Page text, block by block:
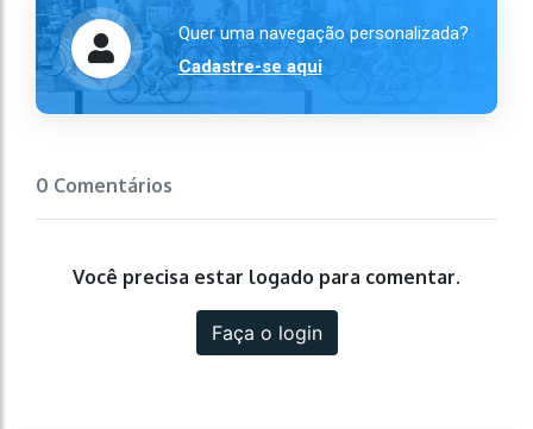
Quer uma navegação personalizada?
Cadastre-se aqui
0 Comentários
Você precisa estar logado para comentar.
Faça o login